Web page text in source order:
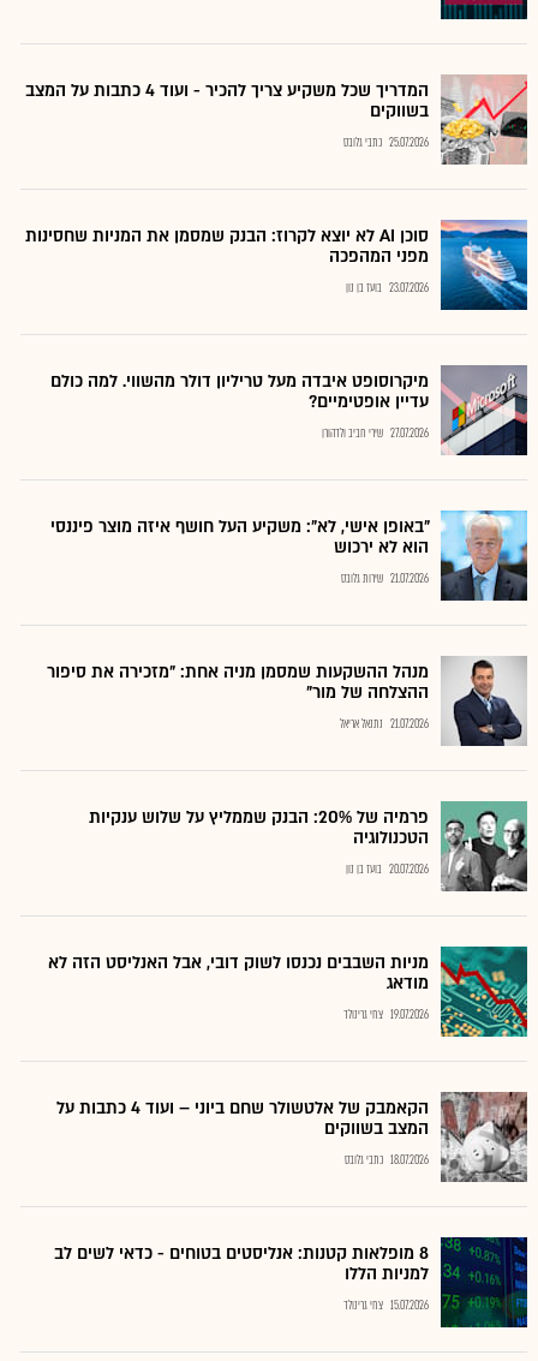
המדריך שכל משקיע צריך להכיר - ועוד 4 כתבות על המצב
בשווקים
25.07.2026 כתבי גלובס
סוכן AI לא יוצא לקרוז: הבנק שמסמן את המניות שחסינות
מפני המהפכה
23.07.2026 בועז בן נון
מיקרוסופט איבדה מעל טריליון דולר מהשווי. למה כולם
עדיין אופטימיים?
27.07.2026 שירי חביב ולדהורן
"באופן אישי, לא": משקיע העל חושף איזה מוצר פיננסי
הוא לא ירכוש
21.07.2026 שירות גלובס
מנהל ההשקעות שמסמן מניה אחת: "מזכירה את סיפור
ההצלחה של מור"
21.07.2026 נתנאל אריאל
פרמיה של 20%: הבנק שממליץ על שלוש ענקיות
הטכנולוגיה
20.07.2026 בועז בן נון
מניות השבבים נכנסו לשוק דובי, אבל האנליסט הזה לא
מודאג
19.07.2026 צחי גרינולד
הקאמבק של אלטשולר שחם ביוני – ועוד 4 כתבות על
המצב בשווקים
18.07.2026 כתבי גלובס
8 מופלאות קטנות: אנליסטים בטוחים - כדאי לשים לב
למניות הללו
15.07.2026 צחי גרינולד